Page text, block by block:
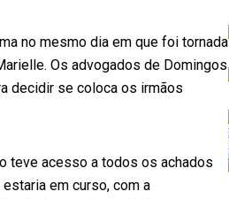
no mesmo dia em que foi tornada
Os advogados de Domingos
decidir se coloca os irmãos
teve acesso a todos os achados
em curso, com a